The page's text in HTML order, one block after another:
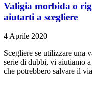
Valigia morbida o
aiutarti a scegliere
4 Aprile 2020
Scegliere se utilizzare una
serie di dubbi, vi aiutiamo
che potrebbero salvare il